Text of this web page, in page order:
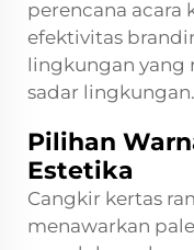
perencana acara
efektivitas
lingkungan yang
sadar lingkungan.
Pilihan
Estetika
Cangkir kertas
menawarkan